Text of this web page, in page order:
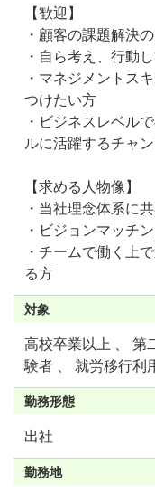
【歓迎】
・顧客の課題解決
・自ら考え、行動
・マネジメントス
つけたい方
・ビジネスレベル
ルに活躍するチャ
【求める人物像】
・当社理念体系に
・ビジョンマッチ
・チームで働く上
る方
対象
高校卒業以上 、 第
験者 、 就労移行利
勤務形態
出社
勤務地